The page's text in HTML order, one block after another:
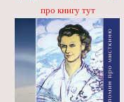
про книгу тут